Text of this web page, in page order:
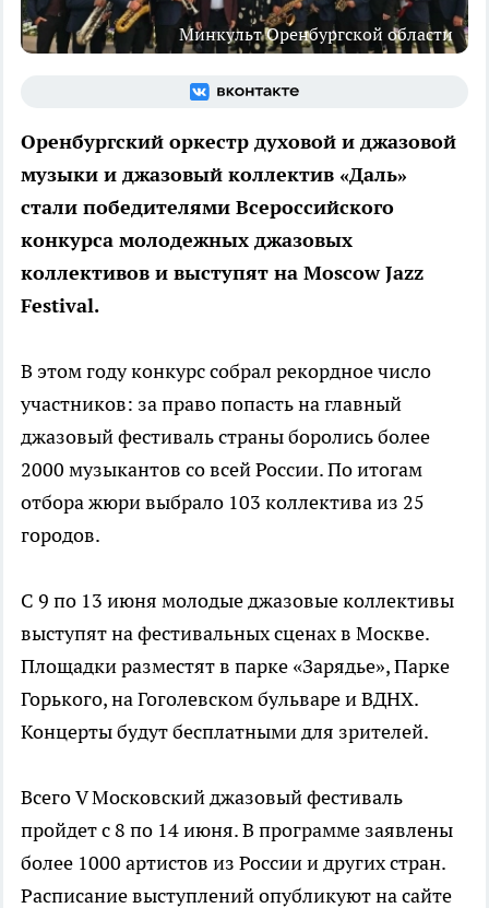
Минкульт Оренбургской области
Оренбургский оркестр духовой и джазовой
музыки и джазовый коллектив «Даль»
стали победителями Всероссийского
конкурса молодежных джазовых
коллективов и выступят на Moscow Jazz
Festival.
В этом году конкурс собрал рекордное число
участников: за право попасть на главный
джазовый фестиваль страны боролись более
2000 музыкантов со всей России. По итогам
отбора жюри выбрало 103 коллектива из 25
городов.
С 9 по 13 июня молодые джазовые коллективы
выступят на фестивальных сценах в Москве.
Площадки разместят в парке «Зарядье», Парке
Горького, на Гоголевском бульваре и ВДНХ.
Концерты будут бесплатными для зрителей.
Всего V Московский джазовый фестиваль
пройдет с 8 по 14 июня. В программе заявлены
более 1000 артистов из России и других стран.
Расписание выступлений опубликуют на сайте